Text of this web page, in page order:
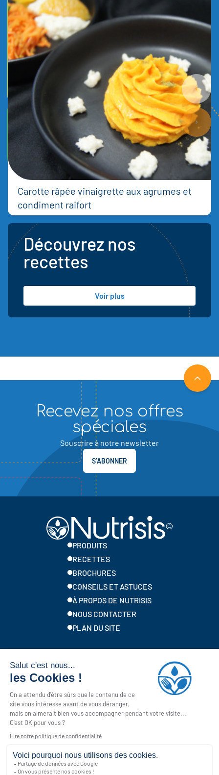
Découvrez nos
recettes
Voir plus
Carotte râpée vinaigrette aux agrumes et
condiment raifort
Recevez nos offres
spéciales
Souscrire à notre newsletter
S’ABONNER
PRODUITS
RECETTES
BROCHURES
CONSEILS ET ASTUCES
À PROPOS DE NUTRISIS
NOUS CONTACTER
PLAN DU SITE
Marques locales de Solina